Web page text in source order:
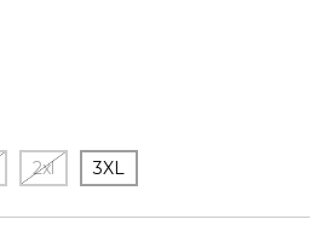
2xl 3XL